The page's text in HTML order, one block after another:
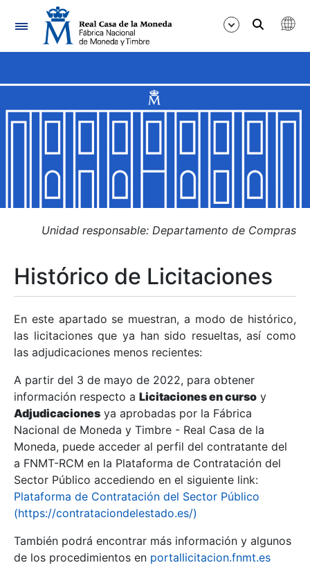
Navegación
Mostrar/Ocultar
Mostrar/Ocultar
Mostrar/Ocultar
Mostrar/Ocultar
Mostrar/Ocultar
Mostrar/Ocultar
Unidad responsable: Departamento de Compras
Histórico de Licitaciones
En este apartado se muestran, a modo de histórico,
las licitaciones que ya han sido resueltas, así como
las adjudicaciones menos recientes:
A partir del 3 de mayo de 2022, para obtener
información respecto a Licitaciones en curso y
Adjudicaciones ya aprobadas por la Fábrica
Nacional de Moneda y Timbre - Real Casa de la
Moneda, puede acceder al perfil del contratante del
a FNMT-RCM en la Plataforma de Contratación del
Sector Público accediendo en el siguiente link:
Plataforma de Contratación del Sector Público
(https://contrataciondelestado.es/)
También podrá encontrar más información y algunos
de los procedimientos en portallicitacion.fnmt.es